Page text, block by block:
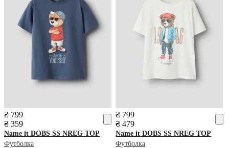
₴ 799
₴ 359
Name it DOBS SS NREG TOP
Футболка
₴ 799
₴ 479
Name it DOBS SS NREG TOP
Футболка